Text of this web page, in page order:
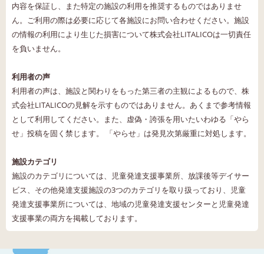
内容を保証し、また特定の施設の利用を推奨するものではありませ
ん。ご利用の際は必要に応じて各施設にお問い合わせください。施設
の情報の利用により生じた損害について株式会社LITALICOは一切責任
を負いません。
利用者の声
利用者の声は、施設と関わりをもった第三者の主観によるもので、株
式会社LITALICOの見解を示すものではありません。あくまで参考情報
として利用してください。また、虚偽・誇張を用いたいわゆる「やら
せ」投稿を固く禁じます。 「やらせ」は発見次第厳重に対処します。
施設カテゴリ
施設のカテゴリについては、児童発達支援事業所、放課後等デイサー
ビス、その他発達支援施設の3つのカテゴリを取り扱っており、児童
発達支援事業所については、地域の児童発達支援センターと児童発達
支援事業の両方を掲載しております。